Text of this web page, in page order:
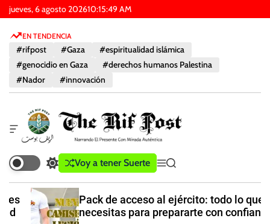
r
jueves, 6 agosto 202610:15:49 AM
EN TENDENCIA
#rifpost #Gaza
#espiritualidad islámica
#genocidio en Gaza
#derechos humanos Palestina
#Nador
#innovación
W
d
g
e
f
u
T
R
C
a
m
b
i
Voy a tener Suerte
M
e
n
ú
B
u
c
a
Pack de acceso al ejército: todo lo que
necesitas para prepararte con confianza